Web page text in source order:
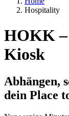
Hospitality
HOKK –
Kiosk
Abhängen,
dein Place